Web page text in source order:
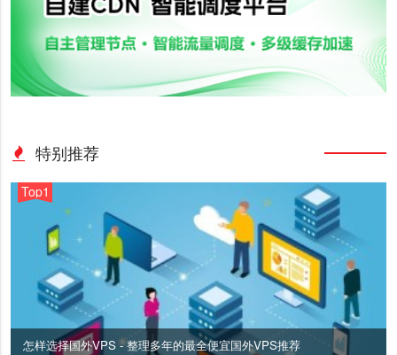
特别推荐
Top1
怎样选择国外VPS - 整理多年的最全便宜国外VPS推荐